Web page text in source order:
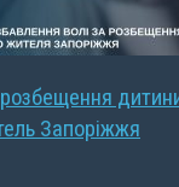
розбещення
Запоріжжя